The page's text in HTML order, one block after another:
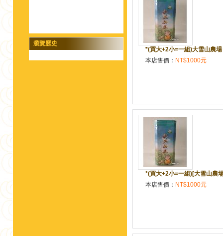
瀏覽歷史
*(買大+2小=一組)大雪山農
本店售價： NT$1000元
*(買大+2小=一組)[大雪山農
本店售價： NT$1000元